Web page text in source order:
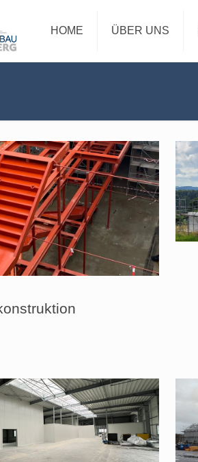
HOME ÜBER UNS